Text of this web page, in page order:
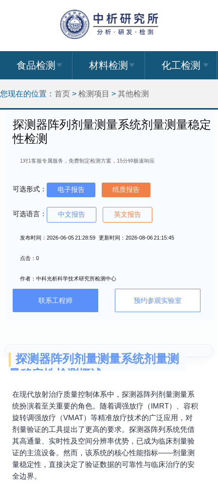
食品检测 材料检测 化工检测
您现在的位置： 首页 > 检测项目 > 其他检测
探测器阵列剂量测量系统剂量测量稳定
性检测
1对1客服专属服务，免费制定检测方案，15分钟极速响应
可选形式： 电子报告 纸质报告
可选语言： 中文报告 英文报告
发布时间：2026-06-05 21:28:59 更新时间：2026-08-06 21:15:45
点击：0
作者：中科光析科学技术研究所检测中心
联系工程师 预约参观实验室
探测器阵列剂量测量系统剂量测
量稳定性检测概述
在现代放射治疗质量控制体系中，探测器阵列剂量测量系
统扮演着至关重要的角色。随着调强放疗（IMRT）、容积
旋转调强放疗（VMAT）等精准放疗技术的广泛应用，对
剂量验证的工具提出了更高的要求。探测器阵列系统凭借
其高通量、实时性及空间分辨率优势，已成为临床剂量验
证的主流设备。然而，该系统的核心性能指标——剂量测
量稳定性，直接决定了验证数据的可靠性与临床治疗的安
全边界。